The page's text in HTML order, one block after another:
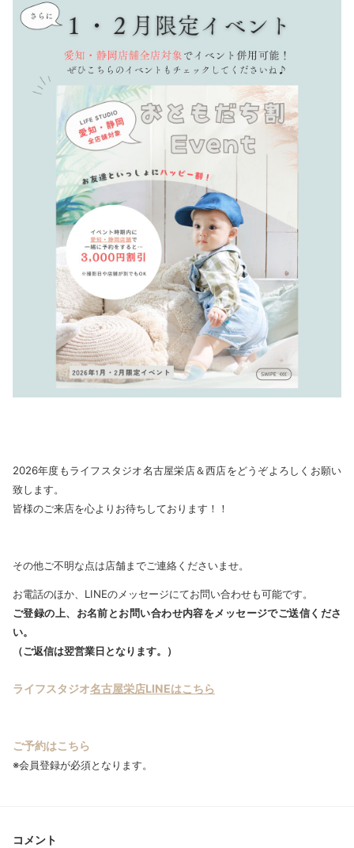
2026年度もライフスタジオ名古屋栄店＆西店をどうぞよろしくお願い
致します。
皆様のご来店を心よりお待ちしております！！
その他ご不明な点は店舗までご連絡くださいませ。
お電話のほか、LINEのメッセージにてお問い合わせも可能です。
ご登録の上、お名前とお問い合わせ内容をメッセージでご送信くださ
い。
（ご返信は翌営業日となります。）
ライフスタジオ名古屋栄店LINEはこちら
ご予約はこちら
※会員登録が必須となります。
コメント